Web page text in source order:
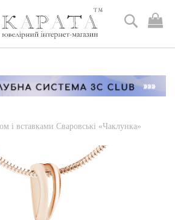
Пошук
і вставками Сваровські «Чаклунка»